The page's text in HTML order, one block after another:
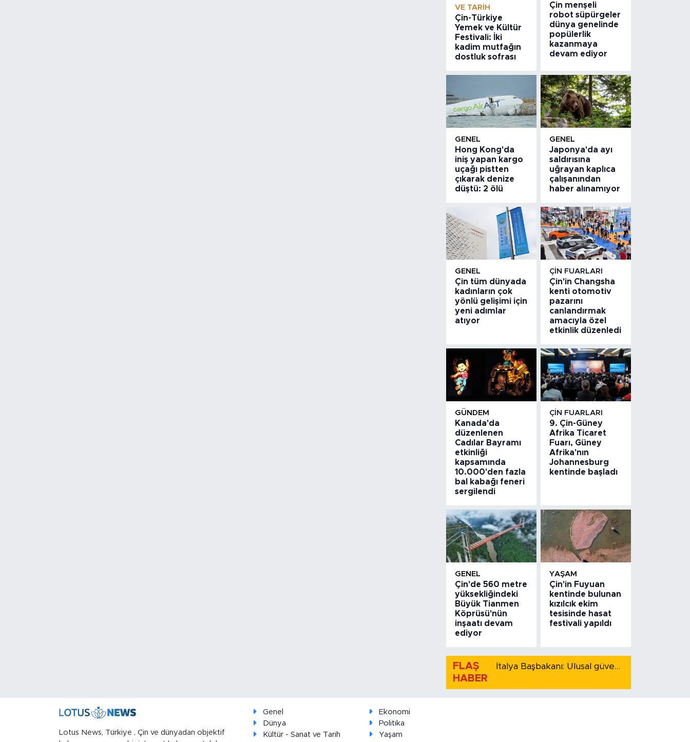
VE TARIH
Çin-Türkiye
Yemek ve Kültür
Festivali: İki
kadim mutfağın
dostluk sofrası
Çin menşeli
robot süpürgeler
dünya genelinde
popülerlik
kazanmaya
devam ediyor
GENEL
Hong Kong'da
iniş yapan kargo
uçağı pistten
çıkarak denize
düştü: 2 ölü
GENEL
Japonya'da ayı
saldırısına
uğrayan kaplıca
çalışanından
haber alınamıyor
GENEL
Çin tüm dünyada
kadınların çok
yönlü gelişimi için
yeni adımlar
atıyor
ÇIN FUARLARI
Çin'in Changsha
kenti otomotiv
pazarını
canlandırmak
amacıyla özel
etkinlik düzenledi
GÜNDEM
Kanada'da
düzenlenen
Cadılar Bayramı
etkinliği
kapsamında
10.000'den fazla
bal kabağı feneri
sergilendi
ÇIN FUARLARI
9. Çin-Güney
Afrika Ticaret
Fuarı, Güney
Afrika'nın
Johannesburg
kentinde başladı
GENEL
Çin'de 560 metre
yüksekliğindeki
Büyük Tianmen
Köprüsü'nün
inşaatı devam
ediyor
YAŞAM
Çin'in Fuyuan
kentinde bulunan
kızılcık ekim
tesisinde hasat
festivali yapıldı
FLAŞ
HABER
İtalya Başbakanı: Ulusal güvenliği korumak için İspanya ile Schengen kapsamındaki serbest dolaşımı askıya alıyoruz
Lotus News, Türkiye , Çin ve dünyadan objektif
Genel
Ekonomi
Dünya
Politika
Kültür - Sanat ve Tarih
Yaşam